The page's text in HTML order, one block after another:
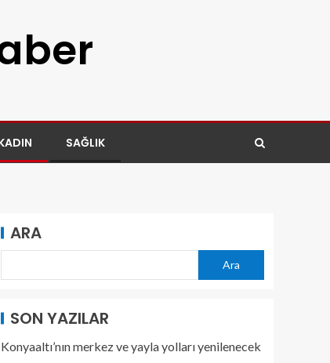
SAĞLIK
ARA
Ara
SON YAZILAR
Konyaaltı’nın merkez ve yayla yolları yenilenecek